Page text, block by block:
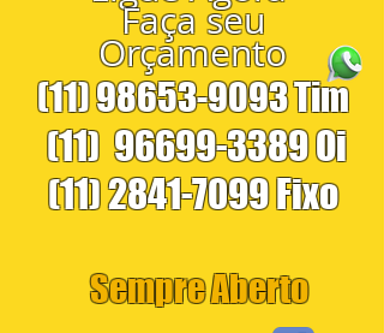
Faça seu
Orçamento
(11) 98653-9093Tim
(11) 96699-3389Oi
(11) 2841-7099Fixo
Sempre Aberto